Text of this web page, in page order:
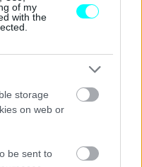
of my
with the
storage
on web or
be sent to